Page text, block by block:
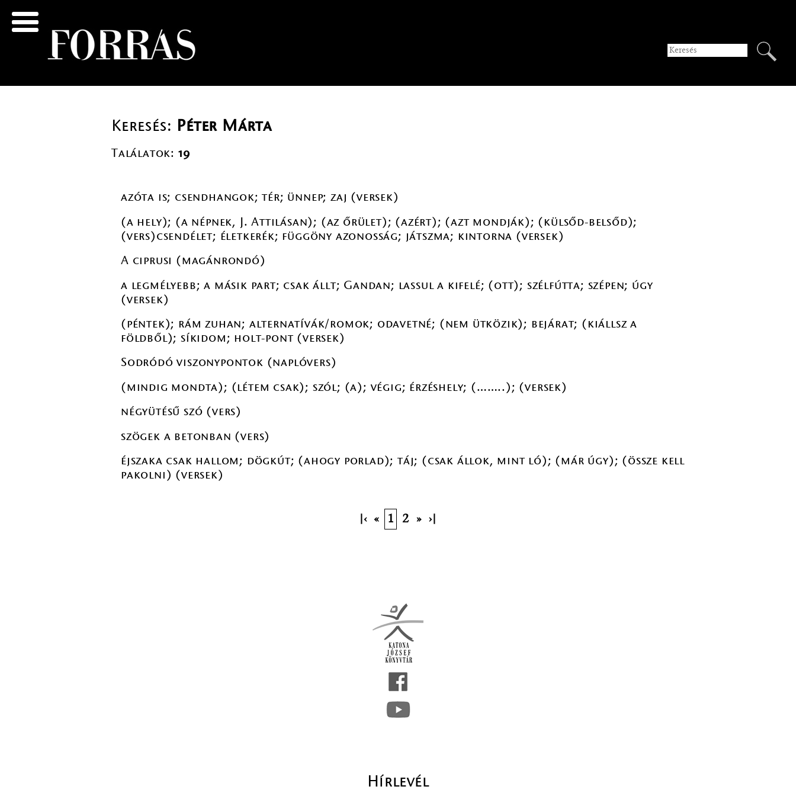
Keresés: Péter Márta
Találatok: 19
azóta is; csendhangok; tér; ünnep; zaj (versek)
(a hely); (a népnek, J. Attilásan); (az őrület); (azért); (azt mondják); (külsőd-belsőd);
(vers)csendélet; életkerék; függöny azonosság; játszma; kintorna (versek)
A ciprusi (magánrondó)
a legmélyebb; a másik part; csak állt; Gandan; lassul a kifelé; (ott); szélfútta; szépen; úgy
(versek)
(péntek); rám zuhan; alternatívák/romok; odavetné; (nem ütközik); bejárat; (kiállsz a
földből); síkidom; holt-pont (versek)
Sodródó viszonypontok (naplóvers)
(mindig mondta); (létem csak); szól; (a); végig; érzéshely; (……..); (versek)
négyütésű szó (vers)
szögek a betonban (vers)
éjszaka csak hallom; dögkút; (ahogy porlad); táj; (csak állok, mint ló); (már úgy); (össze kell
pakolni) (versek)
|‹ « 1 2 » ›|
Hírlevél